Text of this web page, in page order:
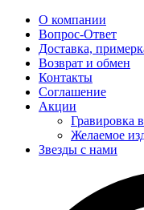
О компании
Вопрос-Ответ
Доставка,
Возврат и обмен
Контакты
Соглашение
Акции
Гравировка
Желаемое
Звезды с нами